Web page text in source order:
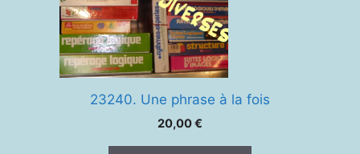
23240. Une phrase à la fois
20,00€